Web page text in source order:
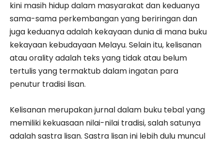
kini masih hidup dalam masyarakat dan keduanya
sama-sama perkembangan yang beriringan dan
juga keduanya adalah kekayaan dunia di mana buku
kekayaan kebudayaan Melayu. Selain itu, kelisanan
atau orality adalah teks yang tidak atau belum
tertulis yang termaktub dalam ingatan para
penutur tradisi lisan.
Kelisanan merupakan jurnal dalam buku tebal yang
memiliki kekuasaan nilai-nilai tradisi, salah satunya
adalah sastra lisan. Sastra lisan ini lebih dulu muncul